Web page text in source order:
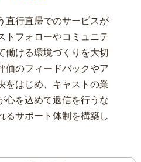
直行直帰でのサービスが
トフォローやコミュニテ
働ける環境づくりを大切
価のフィードバックやア
をはじめ、キャストの業
心を込めて返信を行うな
るサポート体制を構築し